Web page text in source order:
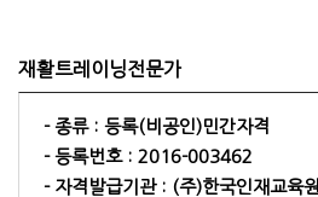
재활트레이닝전문가
- 종류 : 등록(비공인)민간자격
- 등록번호 : 2016-003462
- 자격발급기관 : (주)한국인재교육원